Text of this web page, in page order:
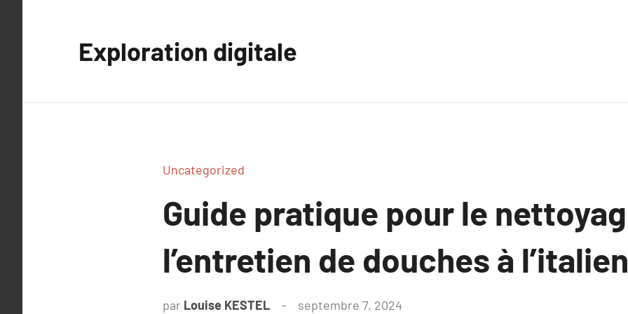
Exploration digitale
Uncategorized
Guide pratique pour le
l’entretien de douches à
par Louise KESTEL septembre 7, 2024